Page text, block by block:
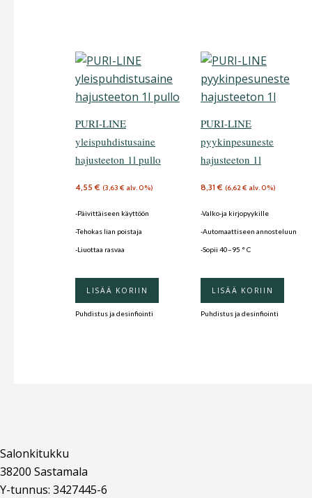
PURI-LINE
yleispuhdistusaine
hajusteeton 1l pullo
4,55€ (3,63 € alv. 0%)
-Päivittäiseen käyttöön
-Tehokas lian poistaja
-Liuottaa rasvaa
LISÄÄ KORIIN
Puhdistus ja desinfiointi
PURI-LINE
pyykinpesuneste
hajusteeton 1l
8,31€ (6,62€ alv. 0%)
-Valko-ja kirjopyykille
-Automaattiseen annosteluun
-Sopii 40–95 ° C
LISÄÄ KORIIN
Puhdistus ja desinfiointi
Salonkitukku
38200 Sastamala
Y-tunnus: 3427445-6